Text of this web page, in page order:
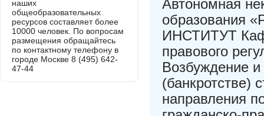
Автономная
образования
ИНСТИТУТ
правового
Возбуждение и
(банкротстве)
направления
наших
общеобразовательных
ресурсов составляет более
10000 человек. По вопросам
размещения обращайтесь
по контактному телефону в
городе Москве 8 (495) 642-
47-44